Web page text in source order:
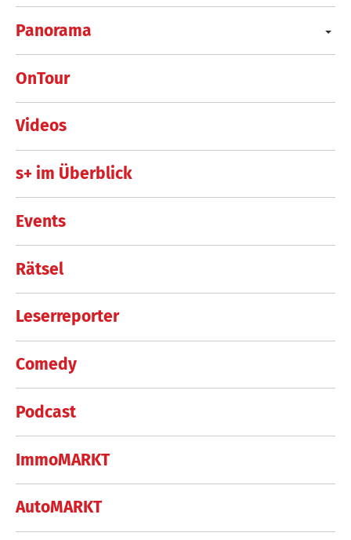
Panorama
OnTour
Videos
s+ im Überblick
Events
Rätsel
Leserreporter
Comedy
Podcast
ImmoMARKT
AutoMARKT